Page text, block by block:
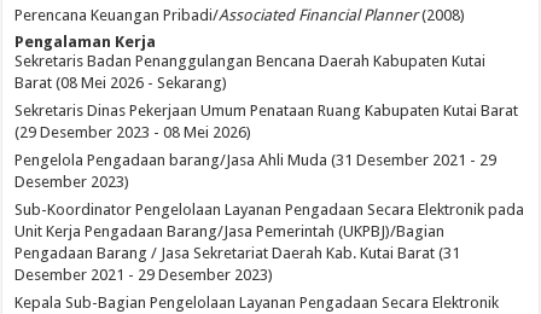
Perencana Keuangan Pribadi/Associated Financial Planner(2008)
Pengalaman Kerja
Sekretaris Badan Penanggulangan Bencana Daerah Kabupaten Kutai
Barat (08 Mei 2026 - Sekarang)
Sekretaris Dinas Pekerjaan Umum Penataan Ruang Kabupaten Kutai Barat
(29 Desember 2023 - 08 Mei 2026)
Pengelola Pengadaan barang/Jasa Ahli Muda (31 Desember 2021 - 29
Desember 2023)
Sub-Koordinator Pengelolaan Layanan Pengadaan Secara Elektronik pada
Unit Kerja Pengadaan Barang/Jasa Pemerintah (UKPBJ)/Bagian
Pengadaan Barang / Jasa Sekretariat Daerah Kab. Kutai Barat (31
Desember 2021 - 29 Desember 2023)
Kepala Sub-Bagian Pengelolaan Layanan Pengadaan Secara Elektronik